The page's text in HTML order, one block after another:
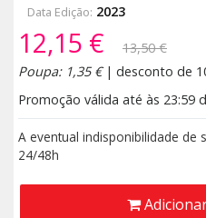
Data Edição: 2023
12,15 €
13,50 €
Poupa: 1,35 €| desconto de
Promoção válida até às 23:59
A eventual indisponibilidade de
24/48h